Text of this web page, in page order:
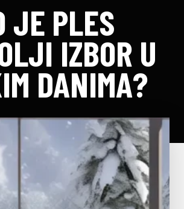
JE PLES
IZBOR U
DANIMA?